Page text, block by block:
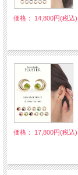
価格： 14,800円(税込)
価格： 17,800円(税込)